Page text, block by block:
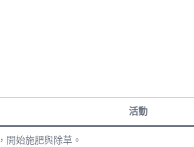
活動
開始施肥與除草。